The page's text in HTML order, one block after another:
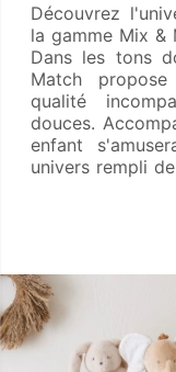
Découvrez
la gamme Mix &
Dans les tons
Match
qualité
douces.
enfant
univers rempli